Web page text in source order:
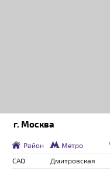
г. Москва
Район Метро
САО
Дмитровская